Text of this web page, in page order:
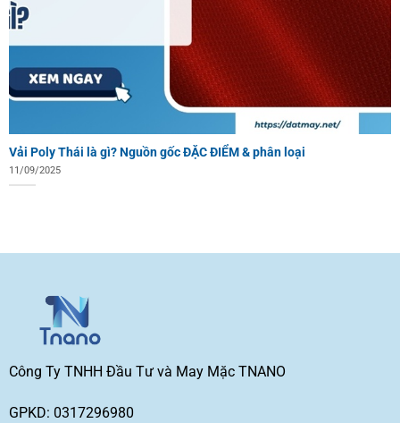
Vải Poly Thái là gì? Nguồn gốc ĐẶC ĐIỂM & phân loại
11/09/2025
Công Ty TNHH Đầu Tư và May Mặc TNANO
GPKD: 0317296980